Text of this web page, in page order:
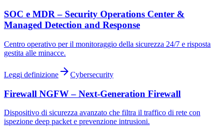
SOC e MDR – Security Operations Center &
Managed Detection and Response
Centro operativo per il monitoraggio della sicurezza 24/7 e risposta
gestita alle minacce.
Leggi definizione Cybersecurity
Firewall NGFW – Next-Generation Firewall
Dispositivo di sicurezza avanzato che filtra il traffico di rete con
ispezione deep packet e prevenzione intrusioni.